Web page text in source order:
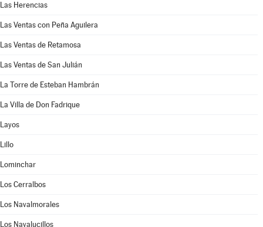
Las Herencias
Las Ventas con Peña Aguilera
Las Ventas de Retamosa
Las Ventas de San Julián
La Torre de Esteban Hambrán
La Villa de Don Fadrique
Layos
Lillo
Lominchar
Los Cerralbos
Los Navalmorales
Los Navalucillos